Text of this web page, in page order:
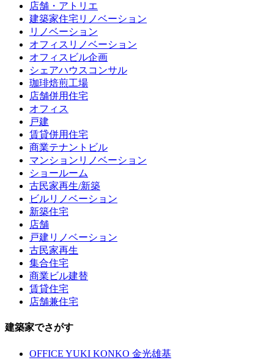
店舗・アトリエ
建築家住宅リノベーション
リノベーション
オフィスリノベーション
オフィスビル企画
シェアハウスコンサル
珈琲焙煎工場
店舗併用住宅
オフィス
戸建
賃貸併用住宅
商業テナントビル
マンションリノベーション
ショールーム
古民家再生/新築
ビルリノベーション
新築住宅
店舗
戸建リノベーション
古民家再生
集合住宅
商業ビル建替
賃貸住宅
店舗兼住宅
建築家でさがす
OFFICE YUKI KONKO 金光雄基